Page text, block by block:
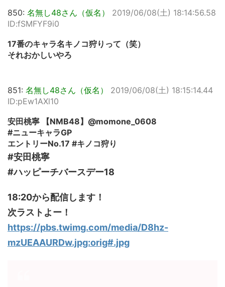
850: 名無し48さん（仮名）
2019/06/08(土) 18:14:56.58
ID:fSMFYF9i0
17番のキャラ名キノコ狩りって（笑）
それおかしいやろ
851: 名無し48さん（仮名）
2019/06/08(土) 18:15:14.44
ID:pEw1AXl10
安田桃寧 【NMB48】@momone_0608
#ニューキャラGP
エントリーNo.17 #キノコ狩り
#安田桃寧
#ハッピーチバースデー18
18:20から配信します！
次ラストよー！
https://pbs.twimg.com/media/D8hz-
mzUEAAURDw.jpg:orig#.jpg